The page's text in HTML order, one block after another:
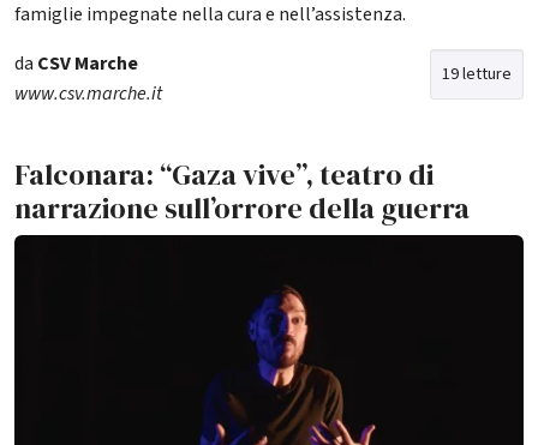
famiglie impegnate nella cura e nell’assistenza.
19 letture
da CSV Marche
www.csv.marche.it
Falconara: “Gaza vive”, teatro di
narrazione sull’orrore della guerra